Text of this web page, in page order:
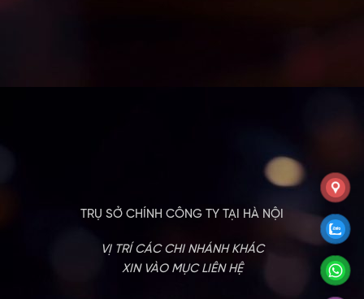
TRỤ SỞ CHÍNH CÔNG TY TẠI HÀ NỘI
VỊ TRÍ CÁC CHI NHÁNH KHÁC
XIN VÀO MỤC LIÊN HỆ